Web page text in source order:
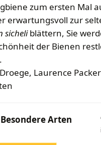
zum ersten Mal
erwartungsvoll zur
sicheliblättern, Sie
der Bienen
Laurence Packer
Arten